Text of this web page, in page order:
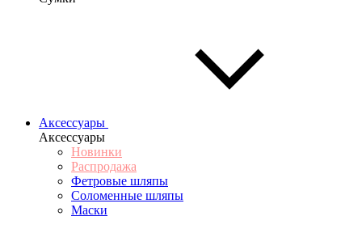
Аксессуары
Аксессуары
Новинки
Распродажа
Фетровые шляпы
Соломенные шляпы
Маски